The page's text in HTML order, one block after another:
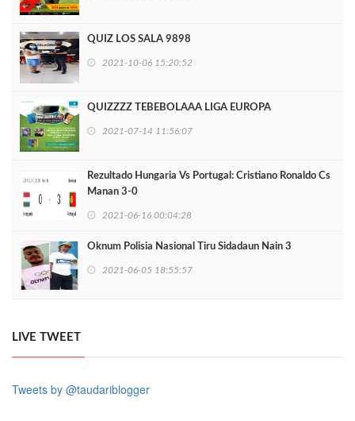
QUIZ LOS SALA 9898
2021-10-06 15:20:52
QUIZZZZ TEBEBOLAAA LIGA EUROPA
2021-07-14 11:56:07
Rezultado Hungaria Vs Portugal: Cristiano Ronaldo Cs
Manan 3-0
2021-06-16 00:04:28
Oknum Polisia Nasional Tiru Sidadaun Nain 3
2021-06-05 18:55:57
LIVE TWEET
Tweets by @taudariblogger